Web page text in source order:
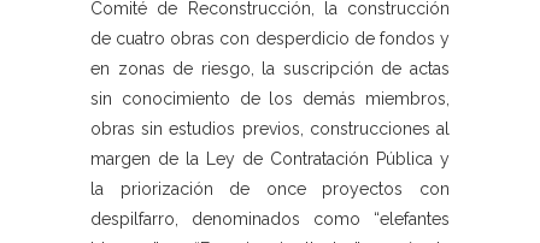
Comité de Reconstrucción, la construcción
de cuatro obras con desperdicio de fondos y
en zonas de riesgo, la suscripción de actas
sin conocimiento de los demás miembros,
obras sin estudios previos, construcciones al
margen de la Ley de Contratación Pública y
la priorización de once proyectos con
despilfarro, denominados como “elefantes